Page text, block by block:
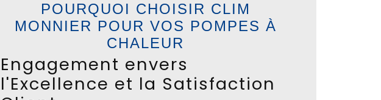
POURQUOI CHOISIR CLIM
MONNIER POUR VOS POMPES À
CHALEUR
Engagement envers
l'Excellence et la Satisfaction